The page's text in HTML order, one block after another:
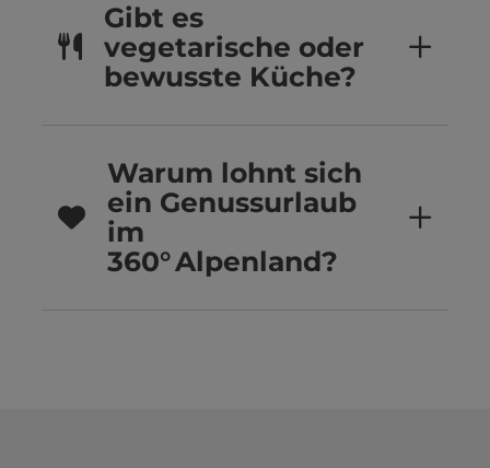
Gibt es
vegetarische oder
bewusste Küche?
Warum lohnt sich
ein Genussurlaub
im
360° Alpenland?